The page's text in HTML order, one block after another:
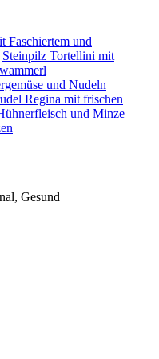
Faschiertem und
Steinpilz Tortellini mit
und Nudeln
Regina mit frischen
und Minze
Gesund